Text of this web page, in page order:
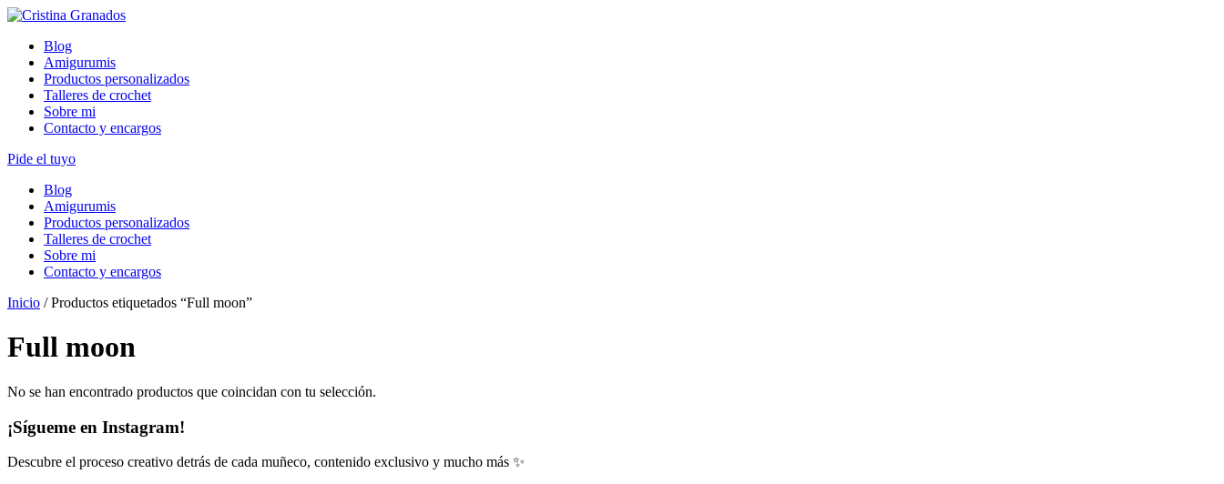
Skip
contentBlog
Amigurumis
Productos personalizados
Talleres de crochet
Sobre mi
Contacto y encargos
Pide el tuyo
Blog
Amigurumis
Productos personalizados
Talleres de crochet
Sobre mi
Contacto y encargos
Inicio / Productos etiquetados “Full moon”
Full moon
No se han encontrado productos que coincidan con tu selección.
¡Sígueme en Instagram!
Descubre el proceso creativo detrás de cada muñeco, contenido exclusivo y mucho más ✨